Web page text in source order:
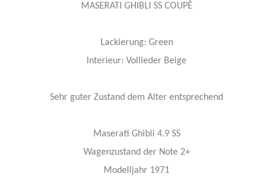
MASERATI GHIBLI SS COUPÈ
Lackierung: Green
Interieur: Vollleder Beige
Sehr guter Zustand dem Alter entsprechend
Maserati Ghibli 4.9 SS
Wagenzustand der Note 2+
Modelljahr 1971